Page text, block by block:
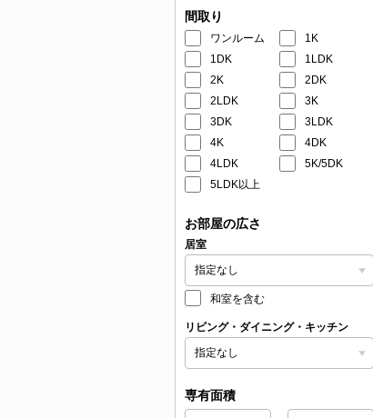
間取り
ワンルーム
1K
1DK
1LDK
2K
2DK
2LDK
3K
3DK
3LDK
4K
4DK
4LDK
5K/5DK
5LDK以上
お部屋の広さ
居室
和室を含む
リビング・ダイニング・キッチン
専有面積